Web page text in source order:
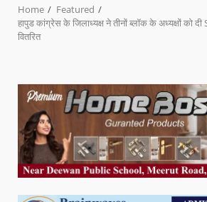
Home
Featured
हापुड कांग्रेस के जिलाध्यक्ष ने तीनों ब्लॉक के अध्यक्षों को
वितरित